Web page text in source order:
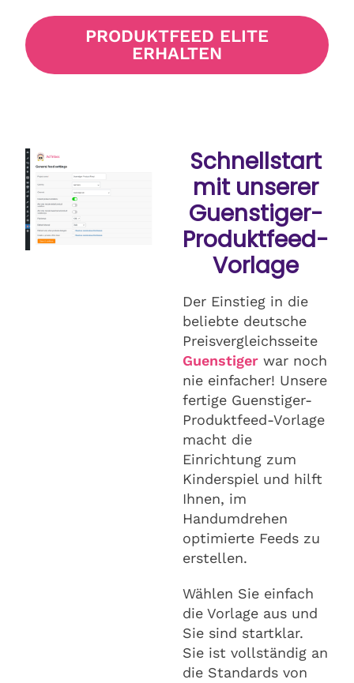
PRODUKTFEED ELITE
ERHALTEN
Schnellstart
mit unserer
Guenstiger-
Produktfeed-
Vorlage
Der Einstieg in die
beliebte deutsche
Preisvergleichsseite
Guenstiger war noch
nie einfacher! Unsere
fertige Guenstiger-
Produktfeed-Vorlage
macht die
Einrichtung zum
Kinderspiel und hilft
Ihnen, im
Handumdrehen
optimierte Feeds zu
erstellen.
Wählen Sie einfach
die Vorlage aus und
Sie sind startklar.
Sie ist vollständig an
die Standards von